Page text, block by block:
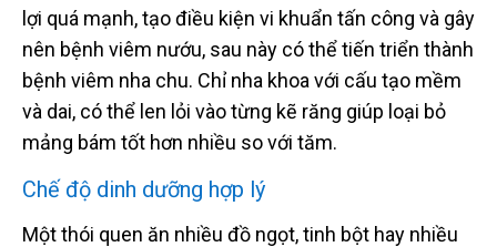
lợi quá mạnh, tạo điều kiện vi khuẩn tấn công và gây
nên bệnh viêm nướu, sau này có thể tiến triển thành
bệnh viêm nha chu. Chỉ nha khoa với cấu tạo mềm
và dai, có thể len lỏi vào từng kẽ răng giúp loại bỏ
mảng bám tốt hơn nhiều so với tăm.
Chế độ dinh dưỡng hợp lý
Một thói quen ăn nhiều đồ ngọt, tinh bột hay nhiều